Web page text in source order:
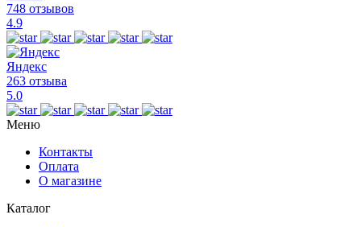
748 отзывов
4.9
Яндекс
263 отзыва
5.0
Меню
Контакты
Оплата
О магазине
Каталог